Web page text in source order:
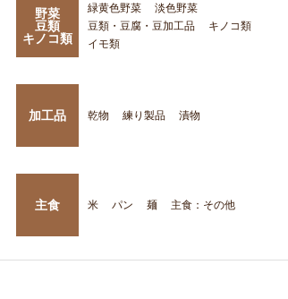
野菜
豆類
キノコ類
緑黄色野菜
淡色野菜
豆類・豆腐・豆加工品
キノコ類
イモ類
加工品 乾物 練り製品 漬物
主食 米 パン 麺 主食：その他